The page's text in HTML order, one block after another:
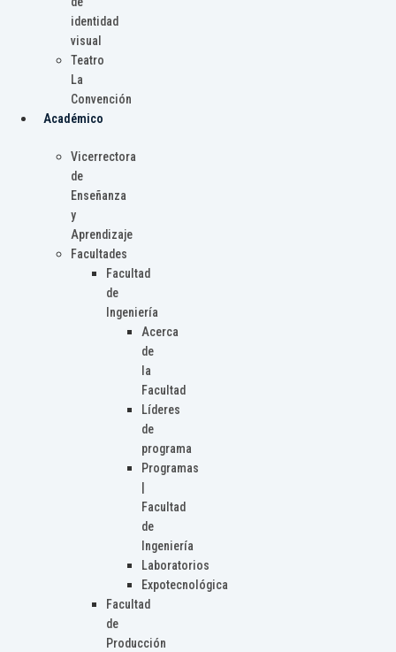
identidad
visual
Teatro
La
Convención
Académico
Vicerrectora
de
Enseñanza
y
Aprendizaje
Facultades
Facultad
de
Ingeniería
Acerca
de
la
Facultad
Líderes
de
programa
Programas
Facultad
de
Ingeniería
Laboratorios
Expotecnológica
Facultad
de
Producción